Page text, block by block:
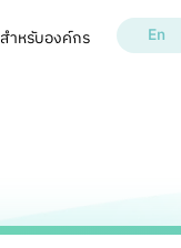
สำหรับองค์กร En